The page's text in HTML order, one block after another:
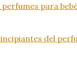
para
del